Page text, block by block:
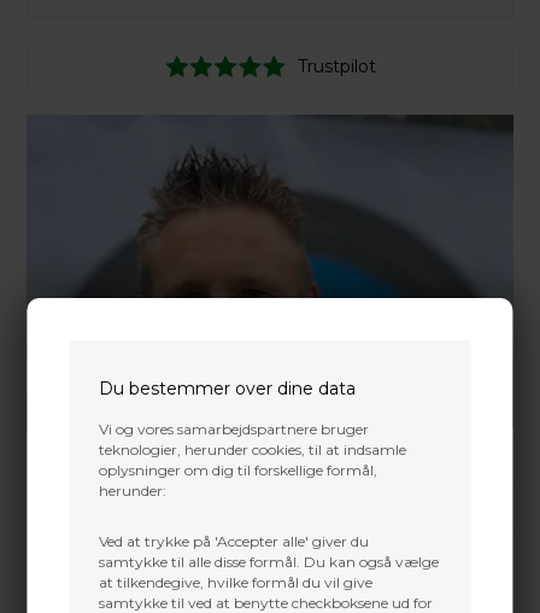
Du bestemmer over dine data
Vi og vores samarbejdspartnere bruger
teknologier, herunder cookies, til at indsamle
oplysninger om dig til forskellige formål,
herunder:
Ved at trykke på 'Accepter alle' giver du
samtykke til alle disse formål. Du kan også vælge
at tilkendegive, hvilke formål du vil give
samtykke til ved at benytte checkboksene ud for
Trustpilot